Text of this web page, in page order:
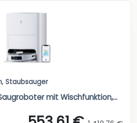
, Staubsauger
Saugroboter mit Wischfunktion,...